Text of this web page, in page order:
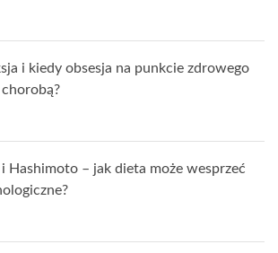
i kiedy obsesja na punkcie zdrowego
Hashimoto – jak dieta może wesprzeć